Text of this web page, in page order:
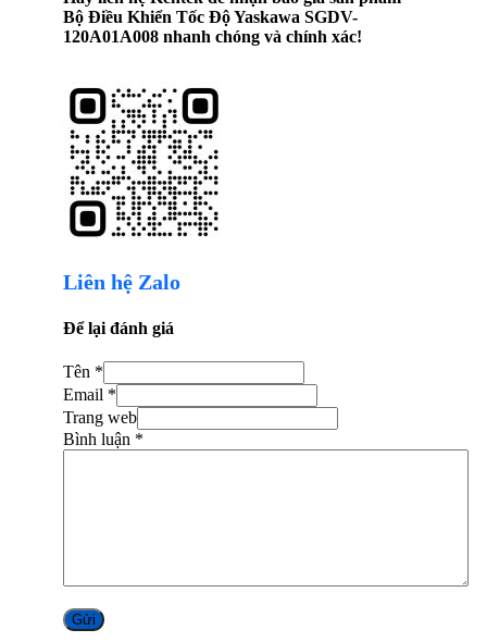
Bộ Điều Khiển Tốc Độ Yaskawa SGDV-
120A01A008 nhanh chóng và chính xác!
Liên hệ Zalo
Để lại đánh giá
Tên *
Email *
Trang web
Bình luận *